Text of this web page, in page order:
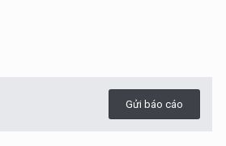
Gửi báo cáo